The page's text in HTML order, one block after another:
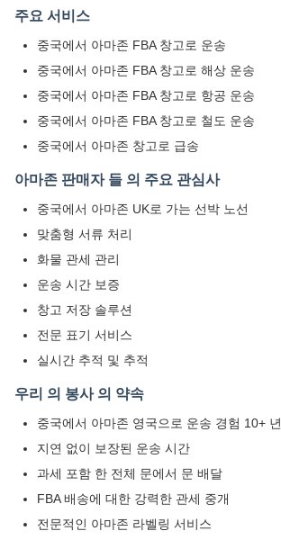
주요 서비스
중국에서 아마존 FBA 창고로 운송
중국에서 아마존 FBA 창고로 해상 운송
중국에서 아마존 FBA 창고로 항공 운송
중국에서 아마존 FBA 창고로 철도 운송
중국에서 아마존 창고로 급송
아마존 판매자 들 의 주요 관심사
중국에서 아마존 UK로 가는 선박 노선
맞춤형 서류 처리
화물 관세 관리
운송 시간 보증
창고 저장 솔루션
전문 표기 서비스
실시간 추적 및 추적
우리 의 봉사 의 약속
중국에서 아마존 영국으로 운송 경험 10+ 년
지연 없이 보장된 운송 시간
과세 포함 한 전체 문에서 문 배달
FBA 배송에 대한 강력한 관세 중개
전문적인 아마존 라벨링 서비스